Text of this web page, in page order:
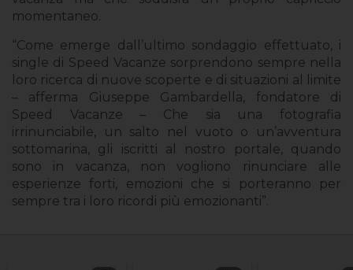
momentaneo.
“Come emerge dall’ultimo sondaggio effettuato, i
single di Speed Vacanze sorprendono sempre nella
loro ricerca di nuove scoperte e di situazioni al limite
– afferma Giuseppe Gambardella, fondatore di
Speed Vacanze – Che sia una fotografia
irrinunciabile, un salto nel vuoto o un’avventura
sottomarina, gli iscritti al nostro portale, quando
sono in vacanza, non vogliono rinunciare alle
esperienze forti, emozioni che si porteranno per
sempre tra i loro ricordi più emozionanti”.